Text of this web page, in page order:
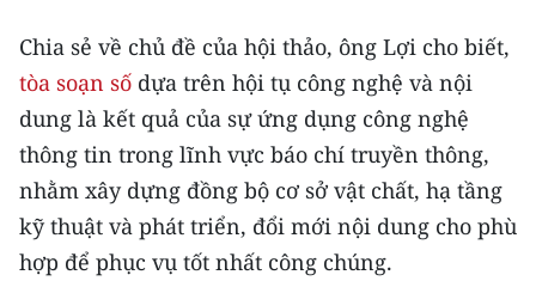
Chia sẻ về chủ đề của hội thảo, ông Lợi cho biết,
tòa soạn số dựa trên hội tụ công nghệ và nội
dung là kết quả của sự ứng dụng công nghệ
thông tin trong lĩnh vực báo chí truyền thông,
nhằm xây dựng đồng bộ cơ sở vật chất, hạ tầng
kỹ thuật và phát triển, đổi mới nội dung cho phù
hợp để phục vụ tốt nhất công chúng.